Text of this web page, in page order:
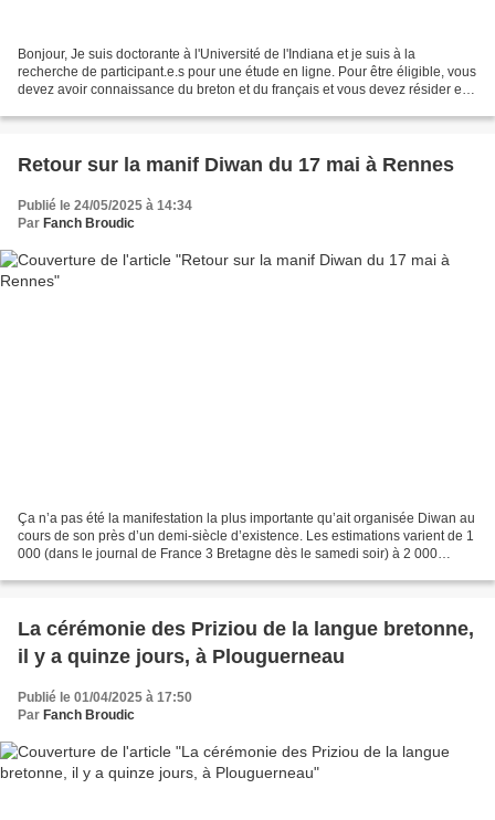
Bonjour, Je suis doctorante à l'Université de l'Indiana et je suis à la
recherche de participant.e.s pour une étude en ligne. Pour être éligible, vous
devez avoir connaissance du breton et du français et vous devez résider en
Retour sur la manif Diwan du 17 mai à Rennes
Publié le 24/05/2025 à 14:34
Par Fanch Broudic
Ça n’a pas été la manifestation la plus importante qu’ait organisée Diwan au
cours de son près d’un demi-siècle d’existence. Les estimations varient de 1
000 (dans le journal de France 3 Bretagne dès le samedi soir) à 2 000
La cérémonie des Priziou de la langue bretonne,
il y a quinze jours, à Plouguerneau
Publié le 01/04/2025 à 17:50
Par Fanch Broudic